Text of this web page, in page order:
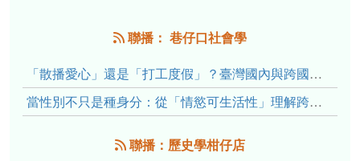
聯播： 巷仔口社會學
「散播愛心」還是「打工度假」？臺灣國內與跨國捐卵的利他修辭、金錢動機與身體代價
當性別不只是種身分：從「情慾可生活性」理解跨性別者的身體、慾望與認同探索
聯播：歷史學柑仔店